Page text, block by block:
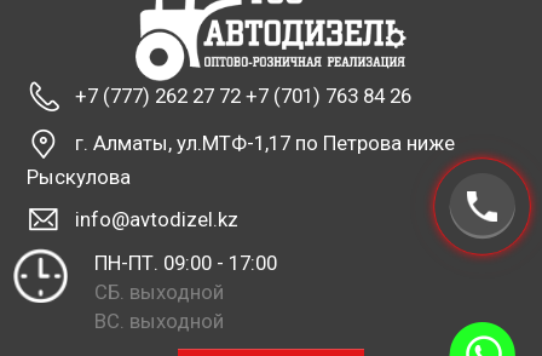
+7 (777) 262 27 72 +7 (701) 763 84 26
г. Алматы, ул.МТФ-1,17 по Петрова ниже
Рыскулова
info@avtodizel.kz
ПН-ПТ. 09:00 - 17:00
СБ. выходной
ВС. выходной